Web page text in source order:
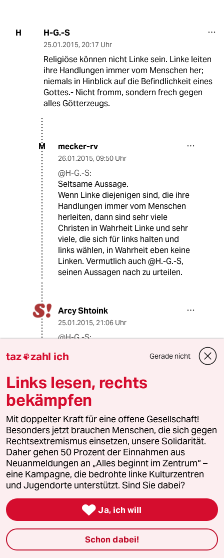
H H-G.-S
25.01.2015, 20:17 Uhr
Religiöse können nicht Linke sein. Linke leiten
ihre Handlungen immer vom Menschen her;
niemals in Hinblick auf die Befindlichkeit eines
Gottes.- Nicht fromm, sondern frech gegen
alles Götterzeugs.
M mecker-rv
26.01.2015, 09:50 Uhr
@H-G.-S:
Seltsame Aussage.
Wenn Linke diejenigen sind, die ihre
Handlungen immer vom Menschen
herleiten, dann sind sehr viele
Christen in Wahrheit Linke und sehr
viele, die sich für links halten und
links wählen, in Wahrheit eben keine
Linken. Vermutlich auch @H.-G.-S,
seinen Aussagen nach zu urteilen.
Arcy Shtoink
25.01.2015, 21:06 Uhr
@H-G.-S:
Dumschwätzereien, in denen
Verbindung gebracht wird. P.S. Was
soll man nur davon halten, dass ein
bekennender Christ und ehemaliger
„Religionsbeauftragter“ der
Linksfraktion Ministerpräsiden in
Thüringen geworden ist? Ein Veräter?
Ein Schauspieler? Ein Lügner?
H H-G.-S
25.01.2015,21:20 Uhr
@Arcy Shtoink:
Sag ich doch: Solche Linke sind mir
nicht geheuer.
taz zahl ich Gerade nicht
Links lesen, rechts
bekämpfen
Mit doppelter Kraft für eine offene Gesellschaft!
Besonders jetzt brauchen Menschen, die sich gegen
Rechtsextremismus einsetzen, unsere Solidarität.
Daher gehen 50 Prozent der Einnahmen aus
Neuanmeldungen an „Alles beginnt im Zentrum“ –
eine Kampagne, die bedrohte linke Kulturzentren
und Jugendorte unterstützt. Sind Sie dabei?
 Ja, ich will
Schon dabei!